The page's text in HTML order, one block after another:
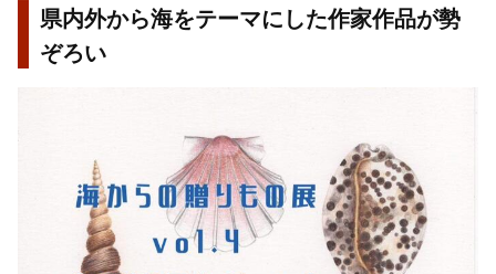
県内外から海をテーマにした作家作品が勢
ぞろい